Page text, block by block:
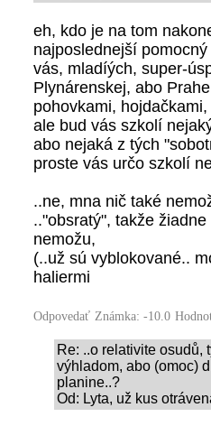
eh, kdo je na tom
najposlednejší
vás, mladíých, super-
Plynárenskej, abo
pohovkami,
ale bud vás szkolí
abo nejaká z tých
proste vás určo szkolí
..ne, mna nič také
.."obsratý", takže
nemožu,
(..už sú vyblokované..
haliermi
Odpovedať Známka: -10.0
Re: ..o relativite osudů,
výhladom, abo (omoc)
planine..?
Od: Lyta, už kus